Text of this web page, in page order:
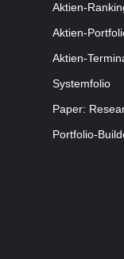
Aktien-
Aktien-
Aktien-
Systemfolio
Paper:
Portfolio-